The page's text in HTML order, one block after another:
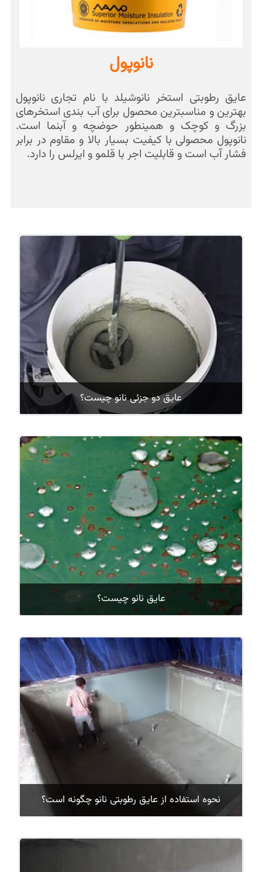
نانوپول
عایق رطوبتی استخر نانوشیلد با نام تجاری نانوپول
بهترین و مناسبترین محصول برای آب بندی استخرهای
بزرگ و کوچک و همینطور حوضچه و آبنما است.
نانوپول محصولی با کیفیت بسیار بالا و مقاوم در برابر
فشار آب است و قابلیت اجر با قلمو و ایرلس را دارد.
عایق دو جزئی نانو چیست؟
عایق نانو چیست؟
نحوه استفاده از عایق رطوبتی نانو چگونه است؟